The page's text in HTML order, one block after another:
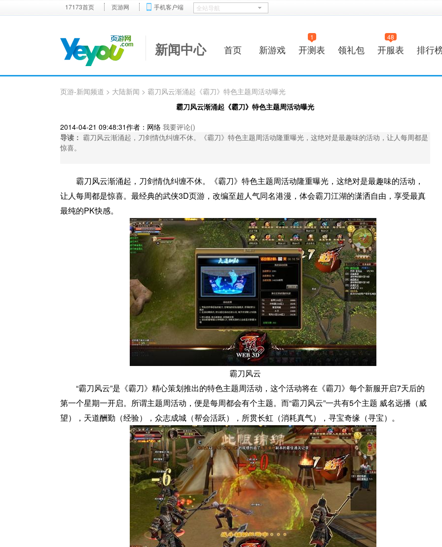
17173首页 页游网 手机客户端
新闻中心 首页 新游戏 开测表
1
领礼包 开服表
48
排行
页游-新闻频道 > 大陆新闻 > 霸刀风云渐涌起《霸刀》特色主题周活动曝光
霸刀风云渐涌起《霸刀》特色主题周活动曝光
2014-04-21 09:48:31作者：网络 我要评论()
导读： 霸刀风云渐涌起，刀剑情仇纠缠不休。《霸刀》特色主题周活动隆重曝光，这绝对是最趣味的活动，让人每周都是
惊喜。
霸刀风云渐涌起，刀剑情仇纠缠不休。《霸刀》特色主题周活动隆重曝光，这绝对是最趣味的活动，
让人每周都是惊喜。最经典的武侠3D页游，改编至超人气同名港漫，体会霸刀江湖的潇洒自由，享受最真
最纯的PK快感。
霸刀风云
“霸刀风云”是《霸刀》精心策划推出的特色主题周活动，这个活动将在《霸刀》每个新服开启7天后的
第一个星期一开启。所谓主题周活动，便是每周都会有个主题。而“霸刀风云”一共有5个主题 威名远播（威
望），天道酬勤（经验），众志成城（帮会活跃），所贯长虹（消耗真气），寻宝奇缘（寻宝）。